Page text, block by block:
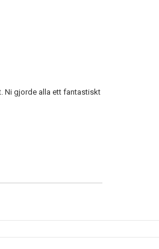
Ni gjorde alla ett fantastiskt